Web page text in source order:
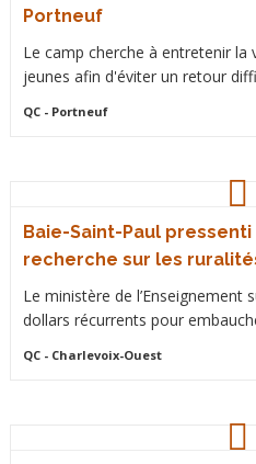
Portneuf
Le camp cherche à entretenir la
jeunes afin d'éviter un retour
QC- Portneuf
Baie-Saint-Paul
recherche sur les
Le ministère de l’Enseignement
dollars récurrents pour
QC- Charlevoix-Ouest